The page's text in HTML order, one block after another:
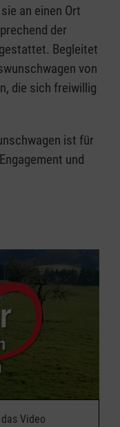
an einen Ort
der
Begleitet
von
die sich freiwillig
ist für
und
Video